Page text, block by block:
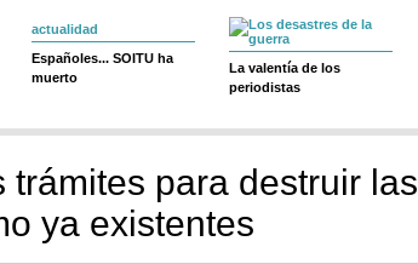
actualidad
Españoles... SOITU ha
muerto
La valentía de los
periodistas
trámites para destruir las
ya existentes